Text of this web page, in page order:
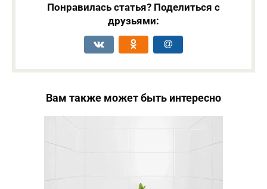
Понравилась статья? Поделиться с
друзьями:
Вам также может быть интересно